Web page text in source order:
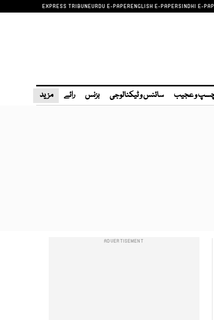
EXPRESS TRIBUNEURDU E-PAPERENGLISH E-PAPERSINDHI E-
و عجیب سائنس و ٹیکنالوجی بزنس رائے مزید